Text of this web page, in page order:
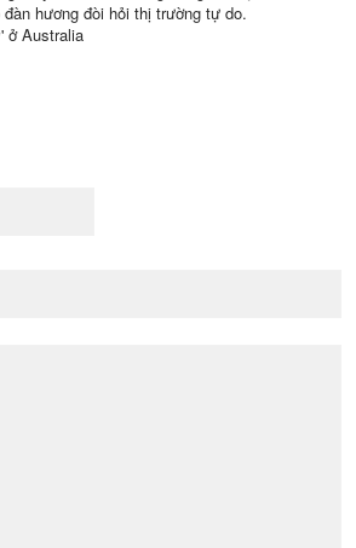
hương đòi hỏi thị trường tự do.
ở Australia